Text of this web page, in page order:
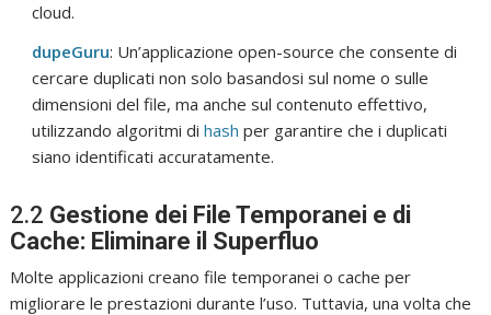
cloud.
dupeGuru: Un’applicazione open-source che consente di
cercare duplicati non solo basandosi sul nome o sulle
dimensioni del file, ma anche sul contenuto effettivo,
utilizzando algoritmi dihash per garantire che i duplicati
siano identificati accuratamente.
2.2 Gestione dei File Temporanei e di
Cache: Eliminare il Superfluo
Molte applicazioni creano file temporanei o cache per
migliorare le prestazioni durante l’uso. Tuttavia, una volta che